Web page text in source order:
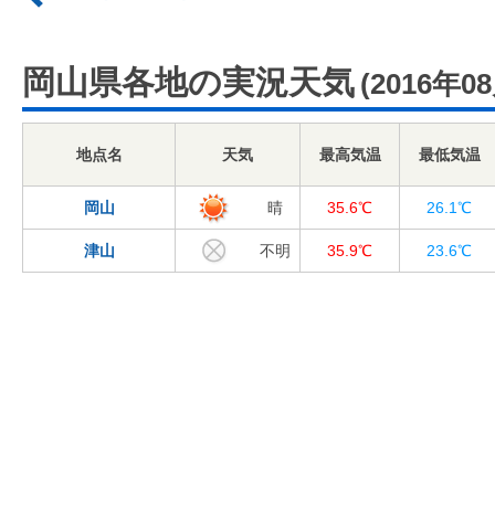
岡山県各地の実況天気 (2016年
地点名 天気 最高気温 最低気温
岡山 晴 35.6℃ 26.1℃
津山 不明 35.9℃ 23.6℃